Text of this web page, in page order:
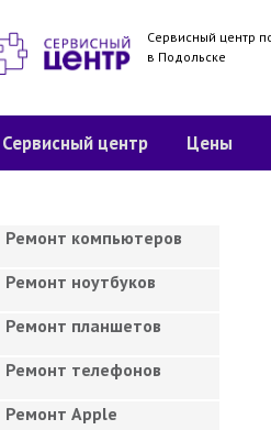
Сервисный центр
в Подольске
Сервисный центр Цены
Ремонт компьютеров
Ремонт ноутбуков
Ремонт планшетов
Ремонт телефонов
Ремонт Apple